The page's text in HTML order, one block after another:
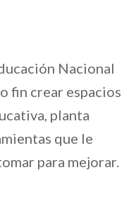
Nacional
fin crear espacios
planta
que le
para mejorar.